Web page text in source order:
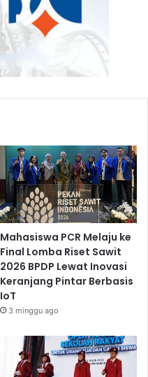
Mahasiswa PCR Melaju ke
Final Lomba Riset Sawit
2026 BPDP Lewat Inovasi
Keranjang Pintar Berbasis
IoT
3 minggu ago